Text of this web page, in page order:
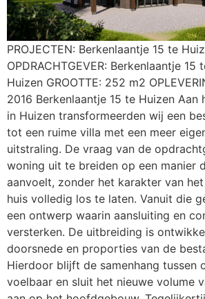
PROJECTEN: Berkenlaantje 15 te
OPDRACHTGEVER: Berkenlaantje 15
Huizen GROOTTE: 252 m2
2016 Berkenlaantje 15 te Huizen Aan
in Huizen transformeerden wij een
tot een ruime villa met een meer
uitstraling. De vraag van de
woning uit te breiden op een manier
aanvoelt, zonder het karakter van
huis volledig los te laten. Vanuit die
een ontwerp waarin aansluiting en
versterken. De uitbreiding is
doorsnede en proporties van de
Hierdoor blijft de samenhang tussen
voelbaar en sluit het nieuwe volume